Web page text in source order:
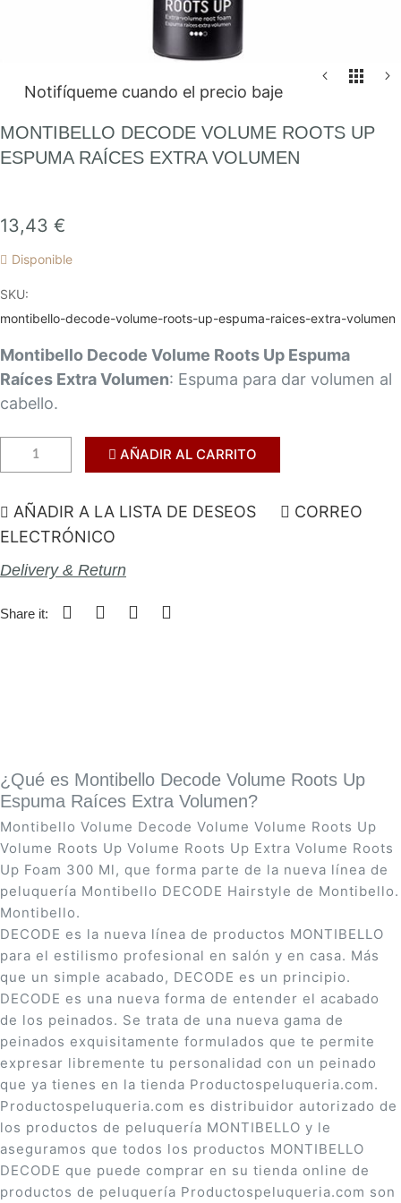
comienzo
de
Notifíqueme cuando el precio baje
MONTIBELLO DECODE VOLUME ROOTS UP
ESPUMA RAÍCES EXTRA VOLUMEN
13,43 €
Disponible
SKU
montibello-decode-volume-roots-up-espuma-raices-extra-volumen
Montibello Decode Volume Roots Up Espuma
Raíces Extra Volumen: Espuma para dar volumen al
cabello.
AÑADIR AL CARRITO
AÑADIR A LA LISTA DE DESEOS
CORREO
ELECTRÓNICO
Delivery & Return
Share it:
¿Qué es Montibello Decode Volume Roots Up
Espuma Raíces Extra Volumen?
Montibello Volume Decode Volume Volume Roots Up
Volume Roots Up Volume Roots Up Extra Volume Roots
Up Foam 300 Ml, que forma parte de la nueva línea de
peluquería Montibello DECODE Hairstyle de Montibello.
Montibello.
DECODE es la nueva línea de productos MONTIBELLO
para el estilismo profesional en salón y en casa. Más
que un simple acabado, DECODE es un principio.
DECODE es una nueva forma de entender el acabado
de los peinados. Se trata de una nueva gama de
peinados exquisitamente formulados que te permite
expresar libremente tu personalidad con un peinado
que ya tienes en la tienda Productospeluqueria.com.
Productospeluqueria.com es distribuidor autorizado de
los productos de peluquería MONTIBELLO y le
aseguramos que todos los productos MONTIBELLO
DECODE que puede comprar en su tienda online de
productos de peluquería Productospeluqueria.com son